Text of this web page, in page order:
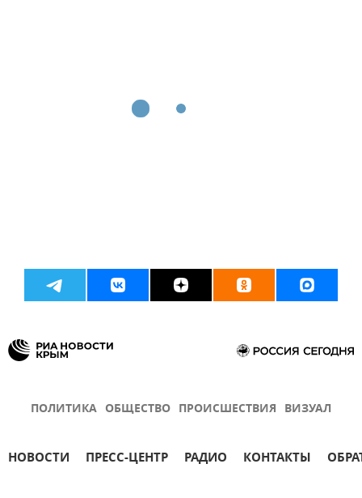
ПОЛИТИКА ОБЩЕСТВО ПРОИСШЕСТВИЯ ВИЗУАЛ
НОВОСТИ ПРЕСС-ЦЕНТР РАДИО КОНТАКТЫ